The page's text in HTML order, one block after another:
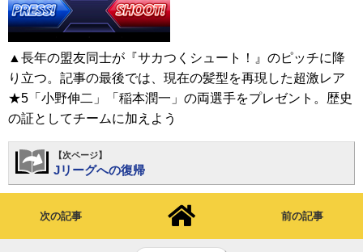
▲長年の盟友同士が『サカつくシュート！』のピッチに降
り立つ。記事の最後では、現在の髪型を再現した超激レア
★5「小野伸二」「稲本潤一」の両選手をプレゼント。歴史
の証としてチームに加えよう
【次ページ】
Jリーグへの復帰
次の記事 前の記事